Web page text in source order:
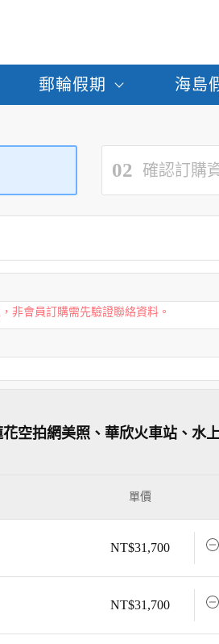
郵輪假期 海島
02 確認訂購
非會員訂購需先驗證聯絡資料。
空拍網美照、華欣火車站、水
單價
NT$31,700
NT$31,700